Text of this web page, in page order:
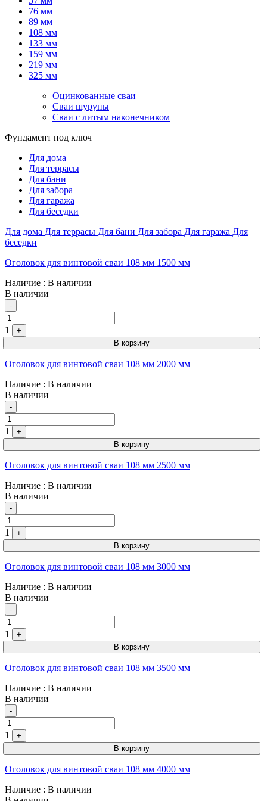
76 мм
89 мм
108 мм
133 мм
159 мм
219 мм
325 мм
Оцинкованные сваи
Сваи шурупы
Сваи с литым наконечником
Фундамент под ключ
Для дома
Для террасы
Для бани
Для забора
Для гаража
Для беседки
Для дома Для террасы Для бани Для забора Для гаража Для
беседки
Оголовок для винтовой сваи 108 мм 1500 мм
Наличие : В наличии
В наличии
Quantity
-
1
+
В корзину
Оголовок для винтовой сваи 108 мм 2000 мм
Наличие : В наличии
В наличии
Quantity
-
1
+
В корзину
Оголовок для винтовой сваи 108 мм 2500 мм
Наличие : В наличии
В наличии
Quantity
-
1
+
В корзину
Оголовок для винтовой сваи 108 мм 3000 мм
Наличие : В наличии
В наличии
Quantity
-
1
+
В корзину
Оголовок для винтовой сваи 108 мм 3500 мм
Наличие : В наличии
В наличии
Quantity
-
1
+
В корзину
Оголовок для винтовой сваи 108 мм 4000 мм
Наличие : В наличии